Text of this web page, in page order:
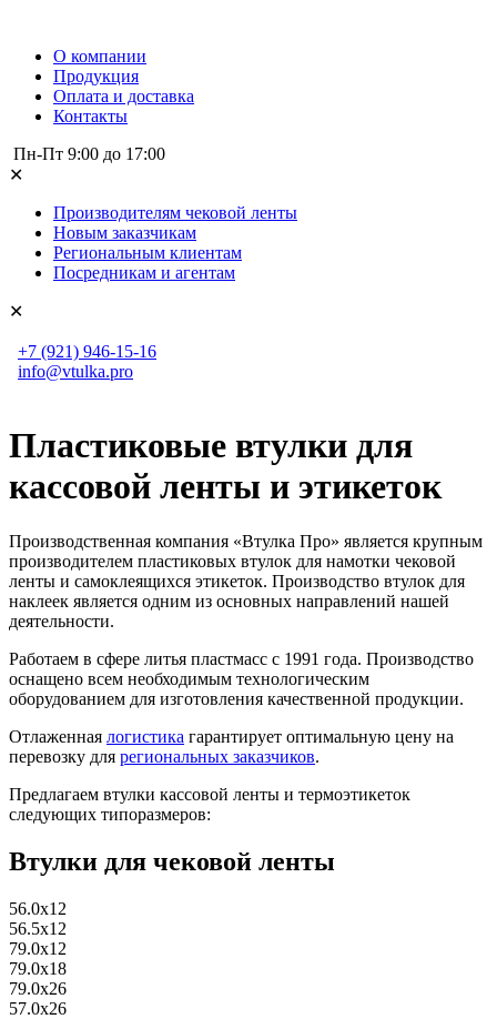
О компании
Продукция
Оплата и доставка
Контакты
Пн-Пт 9:00 до 17:00
✕
Производителям чековой ленты
Новым заказчикам
Региональным клиентам
Посредникам и агентам
✕
+7 (921) 946-15-16
info@vtulka.pro
Пластиковые втулки для
кассовой ленты и этикеток
Производственная компания «Втулка Про» является крупным
производителем пластиковых втулок для намотки чековой
ленты и самоклеящихся этикеток. Производство втулок для
наклеек является одним из основных направлений нашей
деятельности.
Работаем в сфере литья пластмасс с 1991 года. Производство
оснащено всем необходимым технологическим
оборудованием для изготовления качественной продукции.
Отлаженная логистика гарантирует оптимальную цену на
перевозку для региональных заказчиков.
Предлагаем втулки кассовой ленты и термоэтикеток
следующих типоразмеров:
Втулки для чековой ленты
56.0x12
56.5x12
79.0x12
79.0x18
79.0x26
57.0x26